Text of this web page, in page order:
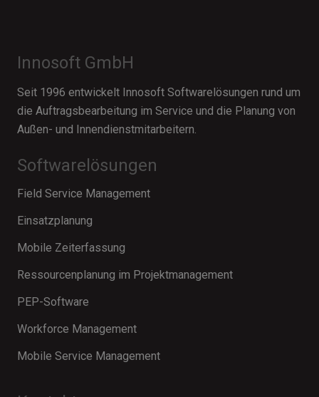
Innosoft GmbH
Seit 1996 entwickelt Innosoft Softwarelösungen rund um
die Auftragsbearbeitung im Service und die Planung von
Außen- und Innendienstmitarbeitern.
Softwarelösungen
Field Service Management
Einsatzplanung
Mobile Zeiterfassung
Ressourcenplanung im Projektmanagement
PEP-Software
Workforce Management
Mobile Service Management